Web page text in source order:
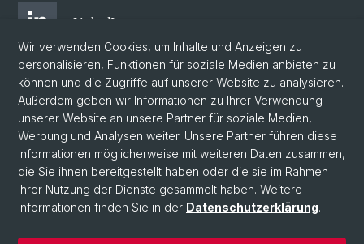
LinkedIn
Facebook
Bluesky
Blog
© Universität Basel
Wir verwenden Cookies, um Inhalte und Anzeigen zu
personalisieren, Funktionen für soziale Medien anbieten zu
können und die Zugriffe auf unserer Website zu analysieren.
Außerdem geben wir Informationen zu Ihrer Verwendung
unserer Website an unsere Partner für soziale Medien,
Werbung und Analysen weiter. Unsere Partner führen diese
Informationen möglicherweise mit weiteren Daten zusammen,
die Sie ihnen bereitgestellt haben oder die sie im Rahmen
Ihrer Nutzung der Dienste gesammelt haben. Weitere
Informationen finden Sie in der Datenschutzerklärung.